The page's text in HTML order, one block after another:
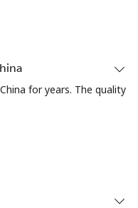
for years. The quality